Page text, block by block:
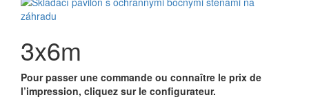
3x6m
Pour passer une commande ou connaître le prix de
l’impression, cliquez sur le configurateur.